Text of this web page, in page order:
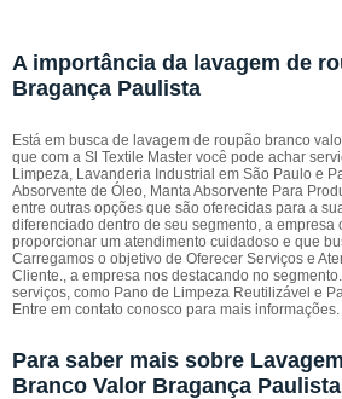
A importância da lavagem de
Bragança Paulista
Está em busca de lavagem de roupão branco
que com a Sl Textile Master você pode achar
Limpeza, Lavanderia Industrial em São Paulo e
Absorvente de Óleo, Manta Absorvente Para
entre outras opções que são oferecidas para a
diferenciado dentro de seu segmento, a empresa
proporcionar um atendimento cuidadoso e que
Carregamos o objetivo de Oferecer Serviços e
Cliente., a empresa nos destacando no
serviços, como Pano de Limpeza Reutilizável e
Entre em contato conosco para mais informações.
Para saber mais sobre
Branco Valor Bragança Paulista